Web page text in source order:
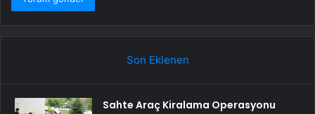
Son Eklenen
Sahte Araç Kiralama Operasyonu